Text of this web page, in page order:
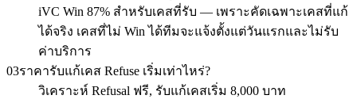
iVC Win 87% สำหรับเคสที่รับ — เพราะคัดเฉพาะเคสที่แก้
ได้จริง เคสที่ไม่ Win ได้ทีมจะแจ้งตั้งแต่วันแรกและไม่รับ
ค่าบริการ
03ราคารับแก้เคส Refuse เริ่มเท่าไหร่?
วิเคราะห์ Refusal ฟรี, รับแก้เคสเริ่ม 8,000 บาท